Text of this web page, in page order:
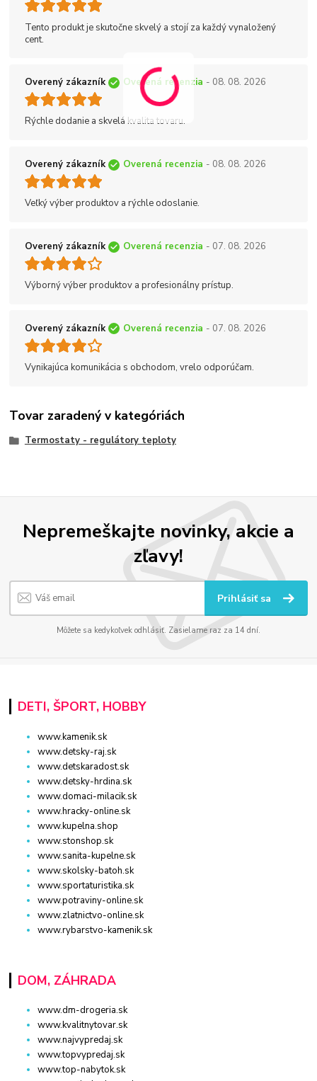
Tento produkt je skutočne skvelý a stojí za každý vynaložený
cent.
Overený zákazník Overená recenzia - 08. 08. 2026
Rýchle dodanie a skvelá kvalita tovaru.
Overený zákazník Overená recenzia - 08. 08. 2026
Veľký výber produktov a rýchle odoslanie.
Overený zákazník Overená recenzia - 07. 08. 2026
Výborný výber produktov a profesionálny prístup.
Overený zákazník Overená recenzia - 07. 08. 2026
Vynikajúca komunikácia s obchodom, vrelo odporúčam.
Tovar zaradený v kategóriách
Termostaty - regulátory teploty
Nepremeškajte novinky, akcie a
zľavy!
Prihlásiť sa
Môžete sa kedykoľvek odhlásiť. Zasielame raz za 14 dní.
DETI, ŠPORT, HOBBY
www.kamenik.sk
www.detsky-raj.sk
www.detskaradost.sk
www.detsky-hrdina.sk
www.domaci-milacik.sk
www.hracky-online.sk
www.kupelna.shop
www.stonshop.sk
www.sanita-kupelne.sk
www.skolsky-batoh.sk
www.sportaturistika.sk
www.potraviny-online.sk
www.zlatnictvo-online.sk
www.rybarstvo-kamenik.sk
DOM, ZÁHRADA
www.dm-drogeria.sk
www.kvalitnytovar.sk
www.najvypredaj.sk
www.topvypredaj.sk
www.top-nabytok.sk